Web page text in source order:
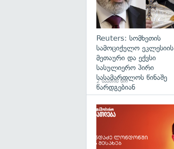
Reuters: სომხეთის
სამოციქულო ეკლესიის
მეთაური და ექვსი
სასულიერო პირი
სასამართლოს წინაშე
წარდგებიან
2 საათის წინ